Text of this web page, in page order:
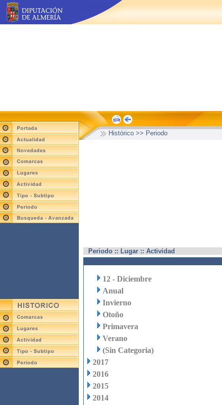
Histórico >> Periodo
Periodo :: Lugar :: Actividad
12 - Diciembre
Anual
Invierno
Otoño
Primavera
Verano
(Sin Categoria)
2017
2016
2015
2014